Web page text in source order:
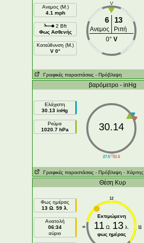
Ανεμος (Μ.)
4.1 mph
2 Bft
Φως Ασθενής
Κατεύθυνση (Μ.)
V 0°
V
6 13
Ανεμος
Ριπή
0° V
Γραφικές παραστάσεις - Πρόβλεψη
βαρόμετρο - inHg
Ελάχιστη
30.13 inHg
Ρεύμα
1020.7 hPa
||
27.5 31.5
30.14
Γραφικές παραστάσεις - Πρόβλεψη - Χάρτης
Θέση Κυρ
Φως ημέρας
13 Ω. 59 λ.
Ανατολή
06:34
αύριο
12
6 18
Εκτιμώμενη
11 Ω. 13 λ.
φως ημέρας